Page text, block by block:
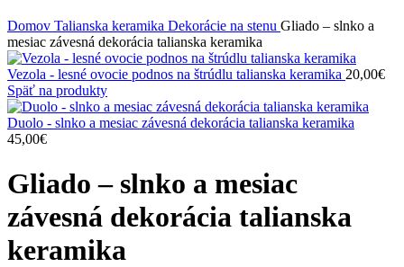
Domov Talianska keramika Dekorácie na stenu Gliado – slnko a
mesiac závesná dekorácia talianska keramika
Vezola - lesné ovocie podnos na štrúdlu talianska keramika 20,00€
Späť na produkty
Duolo - slnko a mesiac závesná dekorácia talianska keramika
45,00€
Gliado – slnko a mesiac
závesná dekorácia talianska
keramika